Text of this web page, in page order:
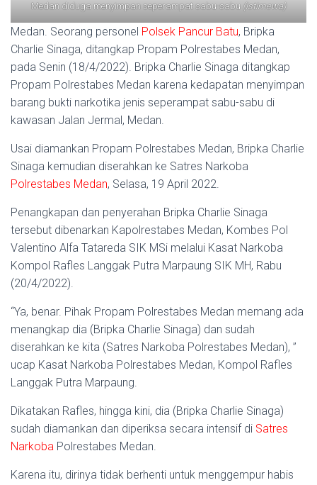
Medan diduga menyimpan seperampat sabu-sabu (istimewa)
Medan. Seorang personel Polsek Pancur Batu, Bripka
Charlie Sinaga, ditangkap Propam Polrestabes Medan,
pada Senin (18/4/2022). Bripka Charlie Sinaga ditangkap
Propam Polrestabes Medan karena kedapatan menyimpan
barang bukti narkotika jenis seperampat sabu-sabu di
kawasan Jalan Jermal, Medan.
Usai diamankan Propam Polrestabes Medan, Bripka Charlie
Sinaga kemudian diserahkan ke Satres Narkoba
Polrestabes Medan, Selasa, 19 April 2022.
Penangkapan dan penyerahan Bripka Charlie Sinaga
tersebut dibenarkan Kapolrestabes Medan, Kombes Pol
Valentino Alfa Tatareda SIK MSi melalui Kasat Narkoba
Kompol Rafles Langgak Putra Marpaung SIK MH, Rabu
(20/4/2022).
“Ya, benar. Pihak Propam Polrestabes Medan memang ada
menangkap dia (Bripka Charlie Sinaga) dan sudah
diserahkan ke kita (Satres Narkoba Polrestabes Medan), ”
ucap Kasat Narkoba Polrestabes Medan, Kompol Rafles
Langgak Putra Marpaung.
Dikatakan Rafles, hingga kini, dia (Bripka Charlie Sinaga)
sudah diamankan dan diperiksa secara intensif di Satres
Narkoba Polrestabes Medan.
Karena itu, dirinya tidak berhenti untuk menggempur habis